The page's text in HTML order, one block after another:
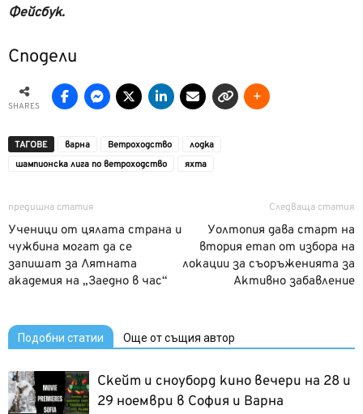
Фейсбук.
Сподели
SHARES
ТАГОВЕ варна Ветроходство
лодка
шампионска лига по ветроходство
яхта
предишна статия
Ученици от цялата страна и
чужбина могат да се
запишат за Лятната
академия на „Заедно в час“
Следваща статия
Уолтопия дава старт на
втория етап от избора на
локации за съоръженията за
Активно забавление
Подобни статии Още от същия автор
Скейт и сноуборд кино вечери на 28 и
29 ноември в София и Варна